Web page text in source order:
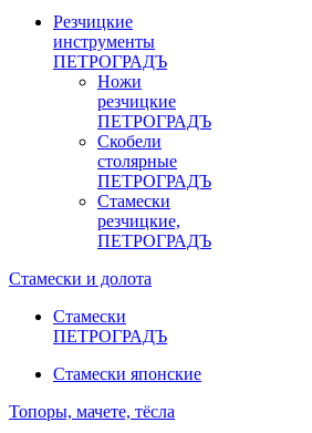
Резчицкие
инструменты
ПЕТРОГРАДЪ
Ножи
резчицкие
ПЕТРОГРАДЪ
Скобели
столярные
ПЕТРОГРАДЪ
Стамески
резчицкие,
ПЕТРОГРАДЪ
Стамески и долота
Стамески
ПЕТРОГРАДЪ
Стамески японские
Топоры, мачете, тёсла